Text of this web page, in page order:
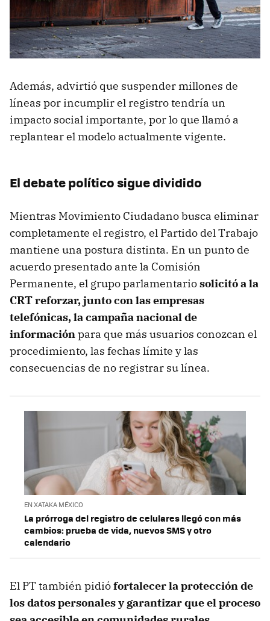
Además, advirtió que suspender millones de
líneas por incumplir el registro tendría un
impacto social importante, por lo que llamó a
replantear el modelo actualmente vigente.
El debate político sigue dividido
Mientras Movimiento Ciudadano busca eliminar
completamente el registro, el Partido del Trabajo
mantiene una postura distinta. En un punto de
acuerdo presentado ante la Comisión
Permanente, el grupo parlamentariosolicitó a la
CRT reforzar, junto con las empresas
telefónicas, la campaña nacional de
informaciónpara que más usuarios conozcan el
procedimiento, las fechas límite y las
consecuencias de no registrar su línea.
EN XATAKA MÉXICO
La prórroga del registro de celulares llegó con más
cambios: prueba de vida, nuevos SMS y otro
calendario
El PT también pidiófortalecer la protección de
los datos personales y garantizar que el proceso